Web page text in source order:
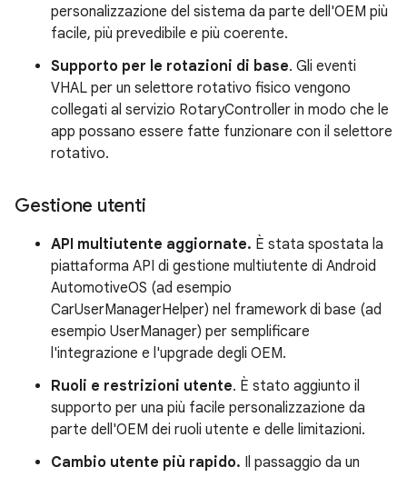
personalizzazione del sistema da parte dell'OEM più
facile, più prevedibile e più coerente.
Supporto per le rotazioni di base. Gli eventi
VHAL per un selettore rotativo fisico vengono
collegati al servizio RotaryController in modo che le
app possano essere fatte funzionare con il selettore
rotativo.
Gestione utenti
API multiutente aggiornate. È stata spostata la
piattaforma API di gestione multiutente di Android
AutomotiveOS (ad esempio
CarUserManagerHelper) nel framework di base (ad
esempio UserManager) per semplificare
l'integrazione e l'upgrade degli OEM.
Ruoli e restrizioni utente. È stato aggiunto il
supporto per una più facile personalizzazione da
parte dell'OEM dei ruoli utente e delle limitazioni.
Cambio utente più rapido. Il passaggio da un